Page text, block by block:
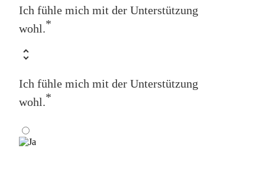
Ich fühle mich mit der Unterstützung
wohl.*
Ich fühle mich mit der Unterstützung
wohl. *